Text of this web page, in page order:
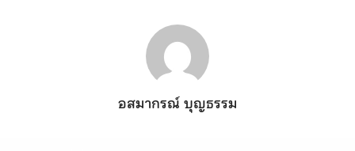
อสมากรณ์ บุญธรรม